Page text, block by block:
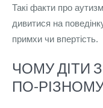
Такі факти про
дивитися на
примхи чи впертість.
ЧОМУ ДІТИ
ПО-